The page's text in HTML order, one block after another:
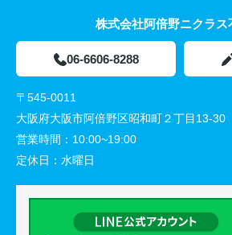
株式会社阿倍野ニクラス
06-6606-8288
〒545-0011
大阪府大阪市阿倍野区昭和町２丁目13-30
営業時間： 10:00~19:00
定休日： 水曜日